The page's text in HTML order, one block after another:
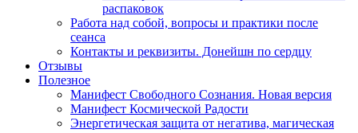
распаковок
Работа над собой, вопросы и практики после
сеанса
Контакты и реквизиты. Донейшн по сердцу
Отзывы
Полезное
Манифест Свободного Сознания. Новая версия
Манифест Космической Радости
Энергетическая защита от негатива, магическая